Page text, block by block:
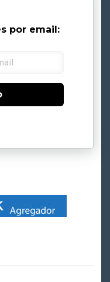
por email: